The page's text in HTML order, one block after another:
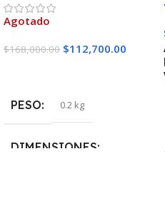
Agotado
$168,000.00 $112,700.00
PESO 0.2 kg
DIMENSIONES